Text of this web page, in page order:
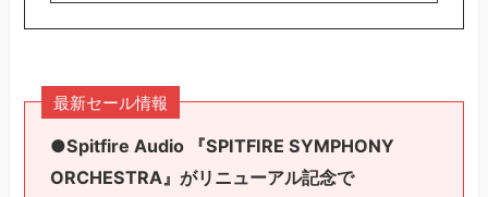
最新セール情報
●Spitfire Audio 『SPITFIRE SYMPHONY
ORCHESTRA』がリニューアル記念で